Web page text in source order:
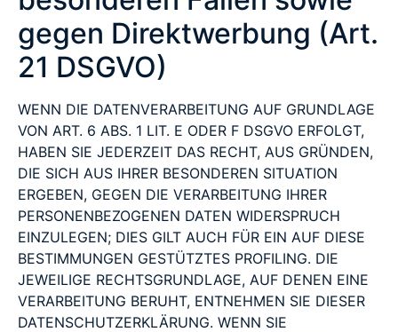
gegen Direktwerbung (Art.
21 DSGVO)
WENN DIE DATENVERARBEITUNG AUF GRUNDLAGE
VON ART. 6 ABS. 1 LIT. E ODER F DSGVO ERFOLGT,
HABEN SIE JEDERZEIT DAS RECHT, AUS GRÜNDEN,
DIE SICH AUS IHRER BESONDEREN SITUATION
ERGEBEN, GEGEN DIE VERARBEITUNG IHRER
PERSONENBEZOGENEN DATEN WIDERSPRUCH
EINZULEGEN; DIES GILT AUCH FÜR EIN AUF DIESE
BESTIMMUNGEN GESTÜTZTES PROFILING. DIE
JEWEILIGE RECHTSGRUNDLAGE, AUF DENEN EINE
VERARBEITUNG BERUHT, ENTNEHMEN SIE DIESER
DATENSCHUTZERKLÄRUNG. WENN SIE